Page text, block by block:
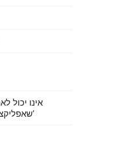
שאפליקציה זו נקייה מתוכנות זדוניות'